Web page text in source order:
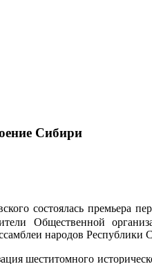
Сибири
состоялась премьера
Общественной
народов Республики
шеститомного